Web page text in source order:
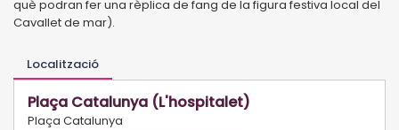
què podran fer una rèplica de fang de la figura festiva local del
Cavallet de mar).
Localització
Plaça Catalunya (L'hospitalet)
Plaça Catalunya